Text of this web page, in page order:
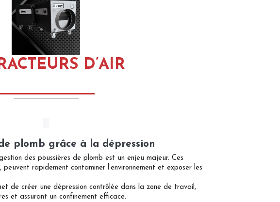
D’AIR
plomb grâce à la dépression
des poussières de plomb est un enjeu majeur. Ces
rapidement contaminer l’environnement et exposer les
de créer une dépression contrôlée dans la zone de travail,
et assurant un confinement efficace.